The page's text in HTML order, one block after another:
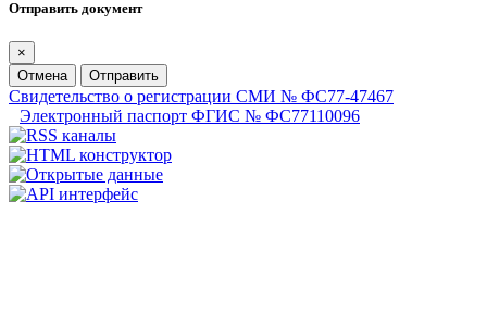
Отправить документ
×
Отмена
Отправить
Свидетельство о регистрации СМИ № ФС77-47467
Электронный паспорт ФГИС № ФС77110096